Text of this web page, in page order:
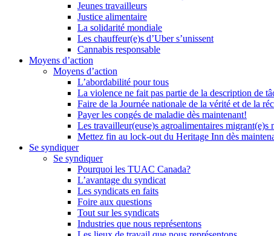
Jeunes travailleurs
Justice alimentaire
La solidarité mondiale
Les chauffeur(e)s d’Uber s’unissent
Cannabis responsable
Moyens d’action
Moyens d’action
L’abordabilité pour tous
La violence ne fait pas partie de la description de
Faire de la Journée nationale de la vérité et de la
Payer les congés de maladie dès maintenant!
Les travailleur(euse)s agroalimentaires migrant(e)s
Mettez fin au lock-out du Heritage Inn dès
Se syndiquer
Se syndiquer
Pourquoi les TUAC Canada?
L’avantage du syndicat
Les syndicats en faits
Foire aux questions
Tout sur les syndicats
Industries que nous représentons